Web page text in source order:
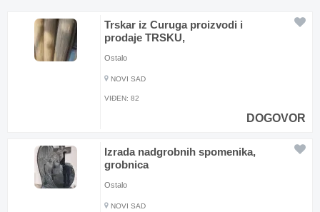
Trskar iz Curuga proizvodi i
prodaje TRSKU,
Ostalo
NOVI SAD
VIĐEN:82
DOGOVOR
Izrada nadgrobnih spomenika,
grobnica
Ostalo
NOVI SAD